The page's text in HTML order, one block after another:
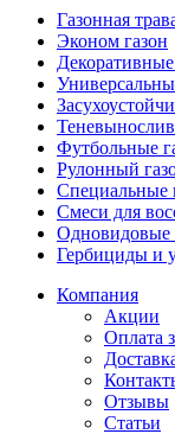
Газонная
Эконом газон
Футбольные
Рулонный
Специальные
Смеси для
Одновидовые
Гербициды и
Компания
Акции
Оплата
Отзывы
Статьи